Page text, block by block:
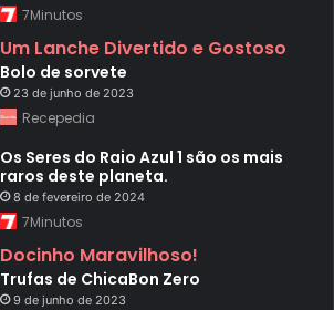
7Minutos
Um Lanche Divertido e Gostoso
Bolo de sorvete
23 de junho de 2023
Recepedia
Os Seres do Raio Azul 1 são os mais
raros deste planeta.
8 de fevereiro de 2024
7Minutos
Docinho Maravilhoso!
Trufas de ChicaBon Zero
9 de junho de 2023